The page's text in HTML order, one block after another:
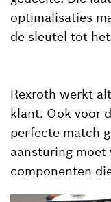
optimalisaties
de sleutel tot het
Rexroth werkt
klant. Ook voor
perfecte match
aansturing moet
componenten